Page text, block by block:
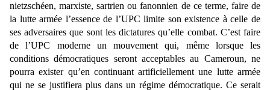
nietzschéen, marxiste, sartrien ou fanonnien de ce terme, faire de
la lutte armée l’essence de l’UPC limite son existence à celle de
ses adversaires que sont les dictatures qu’elle combat. C’est faire
de l’UPC moderne un mouvement qui, même lorsque les
conditions démocratiques seront acceptables au Cameroun, ne
pourra exister qu’en continuant artificiellement une lutte armée
qui ne se justifiera plus dans un régime démocratique. Ce serait